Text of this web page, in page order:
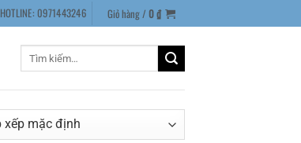
HOTLINE: 0971443246 Giỏ hàng /0₫